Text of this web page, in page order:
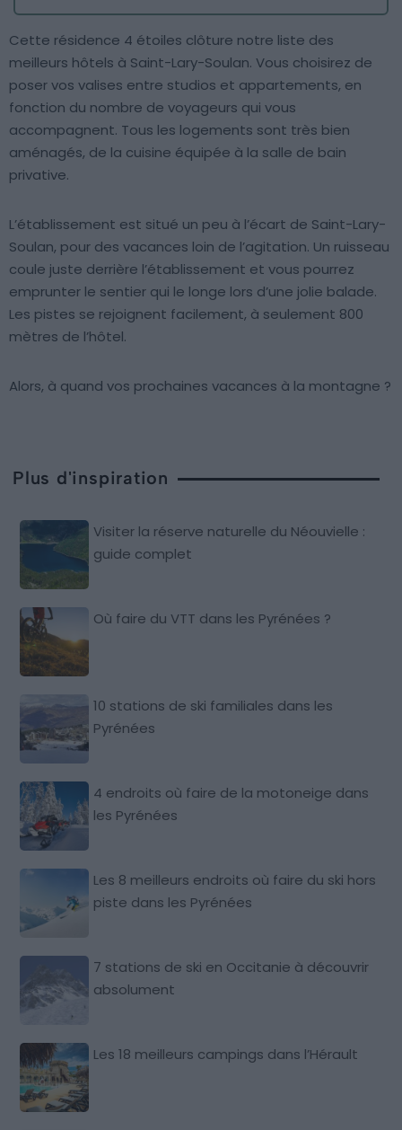
Cette résidence 4 étoiles clôture notre liste des
meilleurs hôtels à Saint-Lary-Soulan. Vous choisirez de
poser vos valises entre studios et appartements, en
fonction du nombre de voyageurs qui vous
accompagnent. Tous les logements sont très bien
aménagés, de la cuisine équipée à la salle de bain
privative.
L’établissement est situé un peu à l’écart de Saint-Lary-
Soulan, pour des vacances loin de l’agitation. Un ruisseau
coule juste derrière l’établissement et vous pourrez
emprunter le sentier qui le longe lors d’une jolie balade.
Les pistes se rejoignent facilement, à seulement 800
mètres de l’hôtel.
Alors, à quand vos prochaines vacances à la montagne ?
Plus d'inspiration
Visiter la réserve naturelle du Néouvielle :
guide complet
Où faire du VTT dans les Pyrénées ?
10 stations de ski familiales dans les
Pyrénées
4 endroits où faire de la motoneige dans
les Pyrénées
Les 8 meilleurs endroits où faire du ski hors
piste dans les Pyrénées
7 stations de ski en Occitanie à découvrir
absolument
Les 18 meilleurs campings dans l’Hérault